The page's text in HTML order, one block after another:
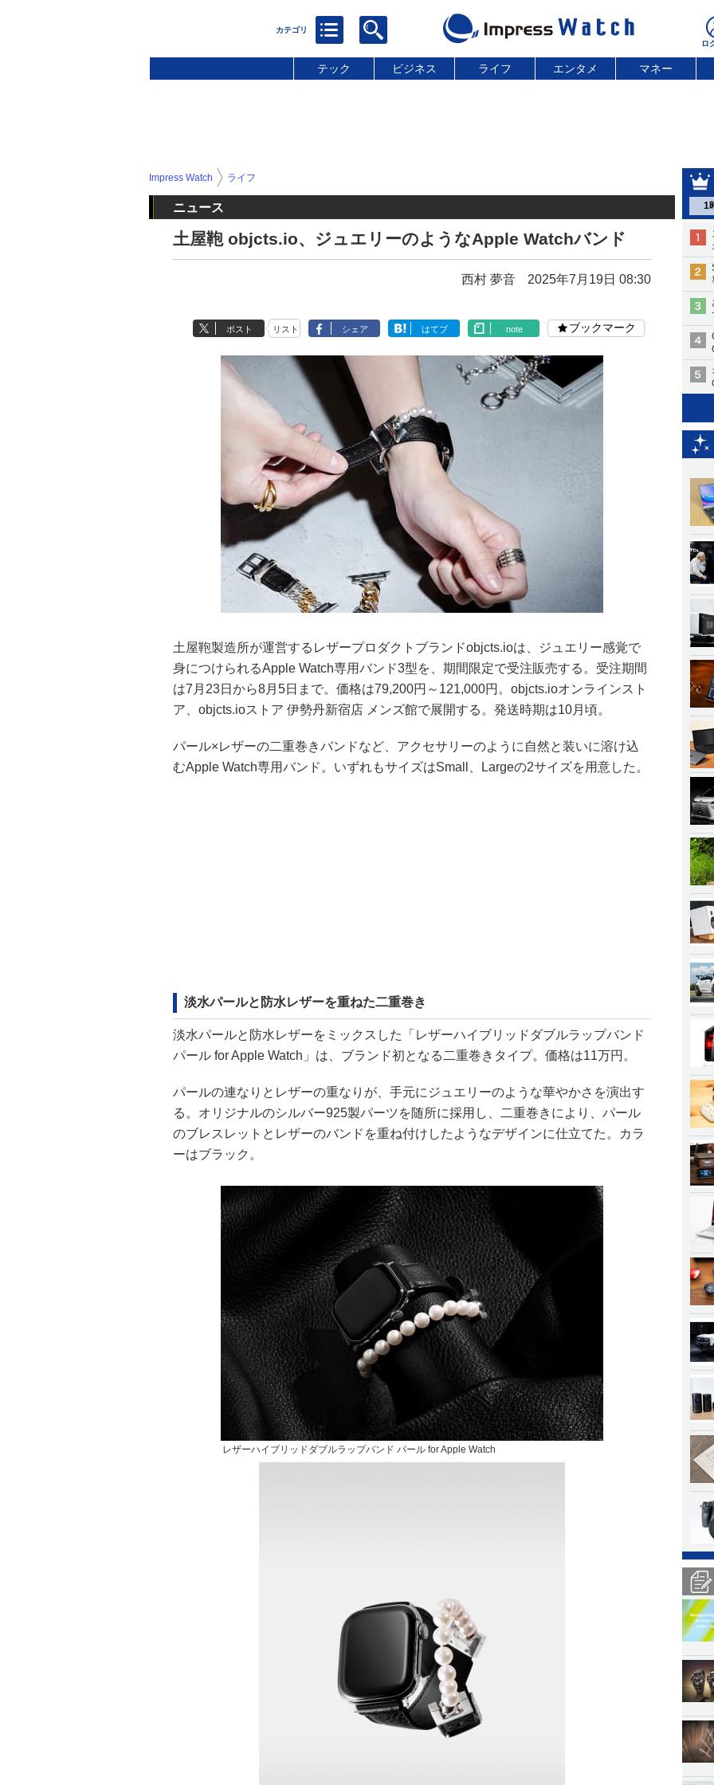
テック ビジネス ライフ エンタメ マネー
1
Impress Watch ライフ
ニュース
土屋鞄 objcts.io、ジュエリーのようなApple Watchバンド
西村 夢音 2025年7月19日 08:30
ポスト リスト シェア はてブ note ブックマーク
土屋鞄製造所が運営するレザープロダクトブランドobjcts.ioは、ジュエリー感覚で
身につけられるApple Watch専用バンド3型を、期間限定で受注販売する。受注期間
は7月23日から8月5日まで。価格は79,200円～121,000円。objcts.ioオンラインスト
ア、objcts.ioストア 伊勢丹新宿店 メンズ館で展開する。発送時期は10月頃。
パール×レザーの二重巻きバンドなど、アクセサリーのように自然と装いに溶け込
むApple Watch専用バンド。いずれもサイズはSmall、Largeの2サイズを用意した。
淡水パールと防水レザーを重ねた二重巻き
淡水パールと防水レザーをミックスした「レザーハイブリッドダブルラップバンド
パール for Apple Watch」は、ブランド初となる二重巻きタイプ。価格は11万円。
パールの連なりとレザーの重なりが、手元にジュエリーのような華やかさを演出す
る。オリジナルのシルバー925製パーツを随所に採用し、二重巻きにより、パール
のブレスレットとレザーのバンドを重ね付けしたようなデザインに仕立てた。カラ
ーはブラック。
レザーハイブリッドダブルラップバンド パール for Apple Watch